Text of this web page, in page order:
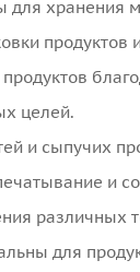
для хранения
продуктов
целей.
и сыпучих
и
различных
для